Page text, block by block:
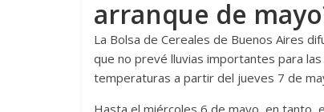
arranque de
La Bolsa de Cereales de Buenos Aires
que no prevé lluvias importantes para
temperaturas a partir del jueves 7 de
Hasta el miércoles 6 de mayo, en